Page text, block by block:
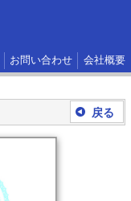
お問い合わせ 会社概要
戻る